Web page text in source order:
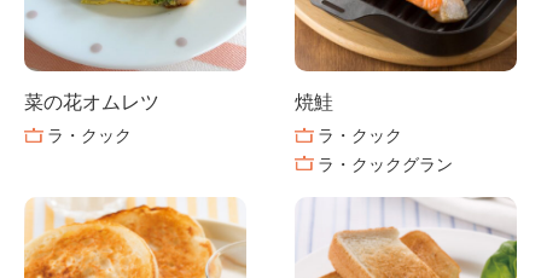
菜の花オムレツ
ラ・クック
焼鮭
ラ・クック
ラ・クックグラン